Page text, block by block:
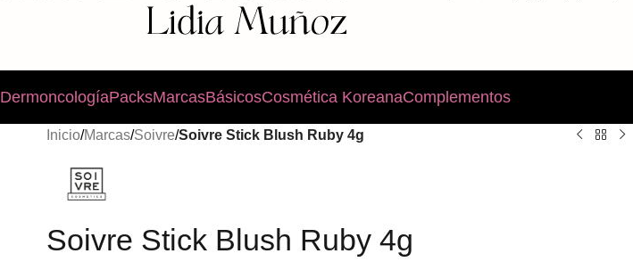
DermoncologíaPacksMarcasBásicosCosmética KoreanaComplementos
Inicio/Marcas/Soivre/Soivre Stick Blush Ruby 4g
Soivre Stick Blush Ruby 4g